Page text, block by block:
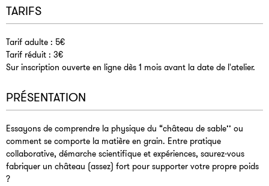
TARIFS
Tarif adulte : 5€
Tarif réduit : 3€
Sur inscription ouverte en ligne dès 1 mois avant la date de l'atelier.
PRÉSENTATION
Essayons de comprendre la physique du “château de sable’’ ou
comment se comporte la matière en grain. Entre pratique
collaborative, démarche scientifique et expériences, saurez-vous
fabriquer un château (assez) fort pour supporter votre propre poids
?